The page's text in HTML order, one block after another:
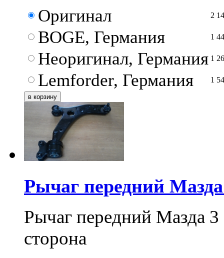
Оригинал 2
BOGE, Германия 1
Неоригинал, Германия 1
Lemforder, Германия 1
Рычаг передний
Рычаг передний Мазда
сторона